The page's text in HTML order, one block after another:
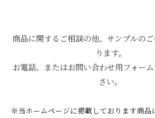
商品に関するご相談の他、サンプルの
ります。
お電話、またはお問い合わせ用フォー
さい。
※当ホームページに掲載しております商品